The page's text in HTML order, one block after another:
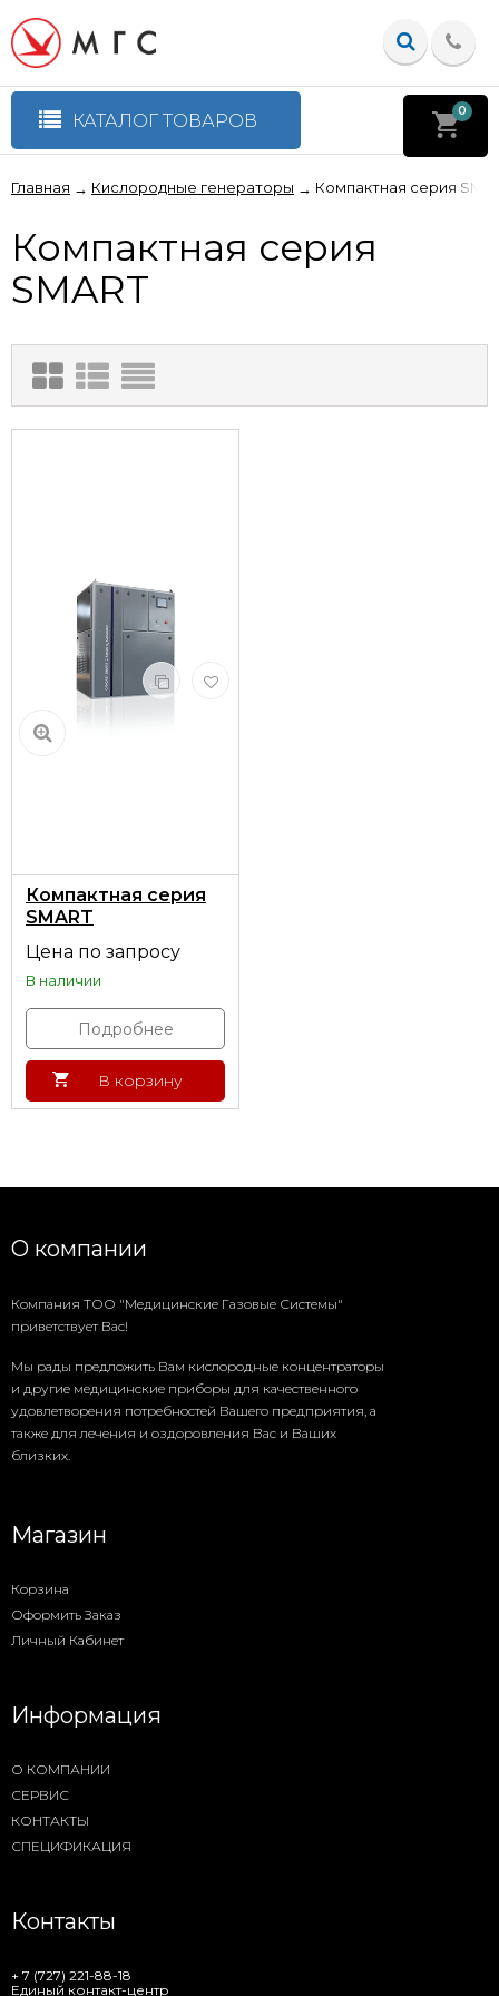
КАТАЛОГ ТОВАРОВ 0
Главная → Кислородные генераторы → Компактная серия
Компактная серия
SMART
Компактная серия
SMART
Цена по запросу
В наличии
Подробнее
В корзину
О компании
Компания ТОО "Медицинские Газовые Системы"
приветствует Вас!
Мы рады предложить Вам кислородные концентраторы
и другие медицинские приборы для качественного
удовлетворения потребностей Вашего предприятия, а
также для лечения и оздоровления Вас и Ваших
близких.
Магазин
Корзина
Оформить Заказ
Личный Кабинет
Информация
О КОМПАНИИ
СЕРВИС
КОНТАКТЫ
СПЕЦИФИКАЦИЯ
Контакты
+ 7 (727) 221-88-18
Единый контакт-центр